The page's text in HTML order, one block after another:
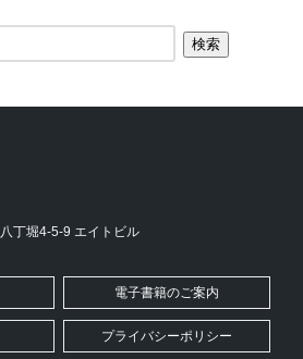
丁堀4-5-9 エイトビル
電子書籍のご案内
プライバシーポリシー